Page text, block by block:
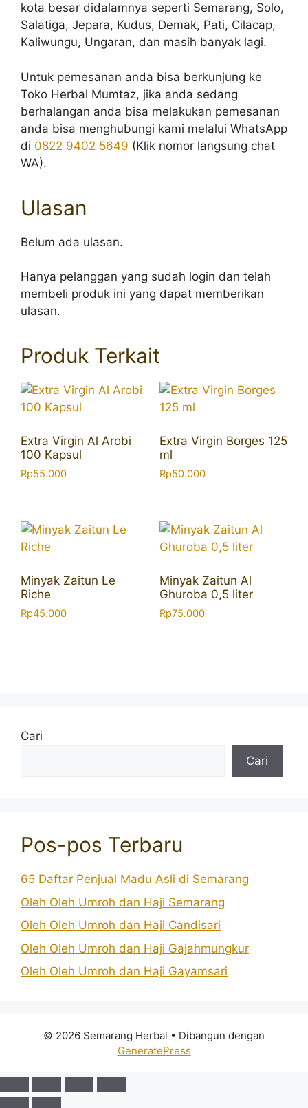
kota besar didalamnya seperti Semarang, Solo,
Salatiga, Jepara, Kudus, Demak, Pati, Cilacap,
Kaliwungu, Ungaran, dan masih banyak lagi.
Untuk pemesanan anda bisa berkunjung ke
Toko Herbal Mumtaz, jika anda sedang
berhalangan anda bisa melakukan pemesanan
anda bisa menghubungi kami melalui WhatsApp
di 0822 9402 5649 (Klik nomor langsung chat
WA).
Ulasan
Belum ada ulasan.
Hanya pelanggan yang sudah login dan telah
membeli produk ini yang dapat memberikan
ulasan.
Produk Terkait
Extra Virgin Al Arobi
100 Kapsul
Rp55.000
Extra Virgin Borges 125
ml
Rp50.000
Minyak Zaitun Le
Riche
Rp45.000
Minyak Zaitun Al
Ghuroba 0,5 liter
Rp75.000
Cari
Cari
Pos-pos Terbaru
65 Daftar Penjual Madu Asli di Semarang
Oleh Oleh Umroh dan Haji Semarang
Oleh Oleh Umroh dan Haji Candisari
Oleh Oleh Umroh dan Haji Gajahmungkur
Oleh Oleh Umroh dan Haji Gayamsari
© 2026 Semarang Herbal • Dibangun dengan
GeneratePress